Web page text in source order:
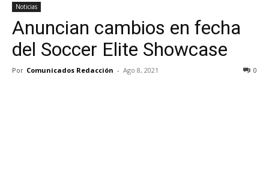
Noticias
Anuncian cambios en fecha
del Soccer Elite Showcase
Por Comunicados Redacción - Ago 8, 2021 0